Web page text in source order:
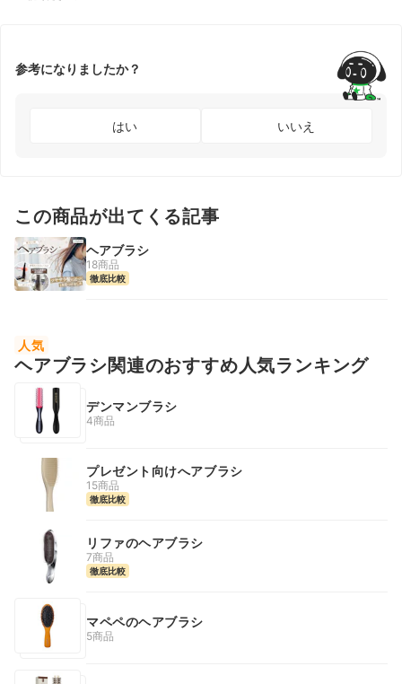
参考になりましたか？
はい いいえ
この商品が出てくる記事
ヘアブラシ
18商品
徹底比較
人気
ヘアブラシ関連のおすすめ人気ランキング
デンマンブラシ
4商品
プレゼント向けへアブラシ
15商品
徹底比較
リファのヘアブラシ
7商品
徹底比較
マペペのヘアブラシ
5商品